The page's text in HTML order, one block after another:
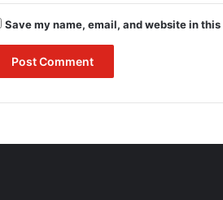
Save my name, email, and website in